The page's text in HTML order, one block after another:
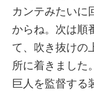
カンテみたいに
からね。次は順
て、吹き抜けの
所に着きました
巨人を監督する